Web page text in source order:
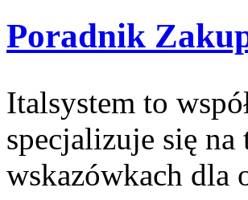
Poradnik
Italsystem to
specjalizuje się
wskazówkach dla